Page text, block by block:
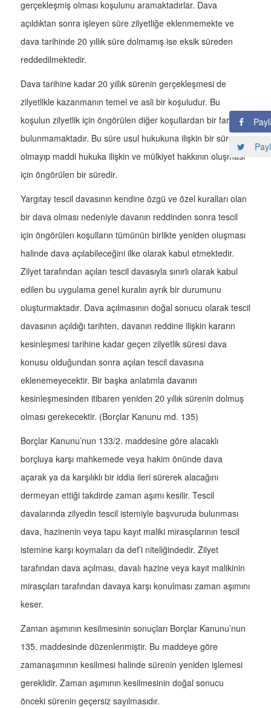
gerçekleşmiş olması koşulunu aramaktadırlar. Dava
açıldıktan sonra işleyen süre zilyetliğe eklenmemekte ve
dava tarihinde 20 yıllık süre dolmamış ise eksik süreden
reddedilmektedir.
Dava tarihine kadar 20 yıllık sürenin gerçekleşmesi de
zilyetlikle kazanmanın temel ve asli bir koşuludur. Bu
koşulun zilyetlik için öngörülen diğer koşullardan bir farkı
bulunmamaktadır. Bu süre usul hukukuna ilişkin bir süre
olmayıp maddi hukuka ilişkin ve mülkiyet hakkının oluşması
için öngörülen bir süredir.
Yargıtay tescil davasının kendine özgü ve özel kuralları olan
bir dava olması nedeniyle davanın reddinden sonra tescil
için öngörülen koşulların tümünün birlikte yeniden oluşması
halinde dava açılabileceğini ilke olarak kabul etmektedir.
Zilyet tarafından açılan tescil davasıyla sınırlı olarak kabul
edilen bu uygulama genel kuralın ayrık bir durumunu
oluşturmaktadır. Dava açılmasının doğal sonucu olarak tescil
davasının açıldığı tarihten, davanın reddine ilişkin kararın
kesinleşmesi tarihine kadar geçen zilyetlik süresi dava
konusu olduğundan sonra açılan tescil davasına
eklenemeyecektir. Bir başka anlatımla davanın
kesinleşmesinden itibaren yeniden 20 yıllık sürenin dolmuş
olması gerekecektir. (Borçlar Kanunu md. 135)
Borçlar Kanunu’nun 133/2. maddesine göre alacaklı
borçluya karşı mahkemede veya hakim önünde dava
açarak ya da karşılıklı bir iddia ileri sürerek alacağını
dermeyan ettiği takdirde zaman aşımı kesilir. Tescil
davalarında zilyedin tescil istemiyle başvuruda bulunması
dava, hazinenin veya tapu kayıt maliki mirasçılarının tescil
istemine karşı koymaları da def’i niteliğindedir. Zilyet
tarafından dava açılması, davalı hazine veya kayıt malikinin
mirasçıları tarafından davaya karşı konulması zaman aşımını
keser.
Zaman aşımının kesilmesinin sonuçları Borçlar Kanunu’nun
135. maddesinde düzenlenmiştir. Bu maddeye göre
zamanaşımının kesilmesi halinde sürenin yeniden işlemesi
gereklidir. Zaman aşımının kesilmesinin doğal sonucu
önceki sürenin geçersiz sayılmasıdır.